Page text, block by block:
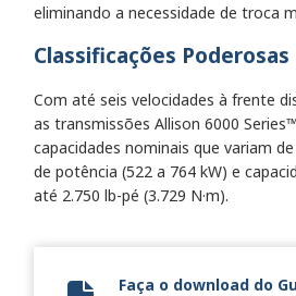
eliminando a necessidade de troca
Classificações Poderosas
Com até seis velocidades à frente
as transmissões Allison 6000
capacidades nominais que variam
de potência (522 a 764 kW) e
até 2.750 lb-pé (3.729 N·m).
Faça o download do